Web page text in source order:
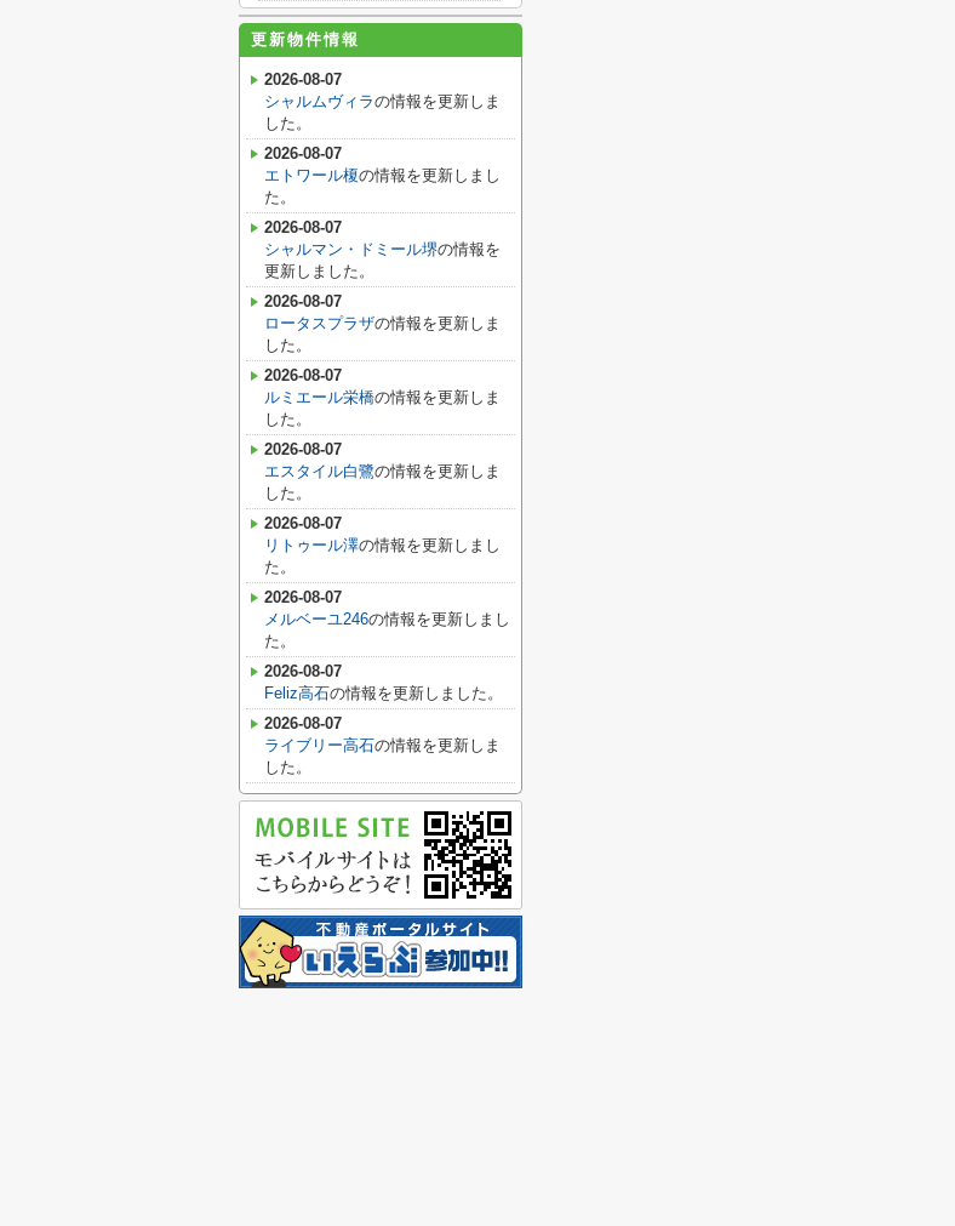
更新物件情報
2026-08-07
シャルムヴィラの情報を更新しま
した。
2026-08-07
エトワール榎の情報を更新しまし
た。
2026-08-07
シャルマン・ドミール堺の情報を
更新しました。
2026-08-07
ロータスプラザの情報を更新しま
した。
2026-08-07
ルミエール栄橋の情報を更新しま
した。
2026-08-07
エスタイル白鷺の情報を更新しま
した。
2026-08-07
リトゥール澤の情報を更新しまし
た。
2026-08-07
メルベーユ246の情報を更新しまし
た。
2026-08-07
Feliz高石の情報を更新しました。
2026-08-07
ライブリー高石の情報を更新しま
した。